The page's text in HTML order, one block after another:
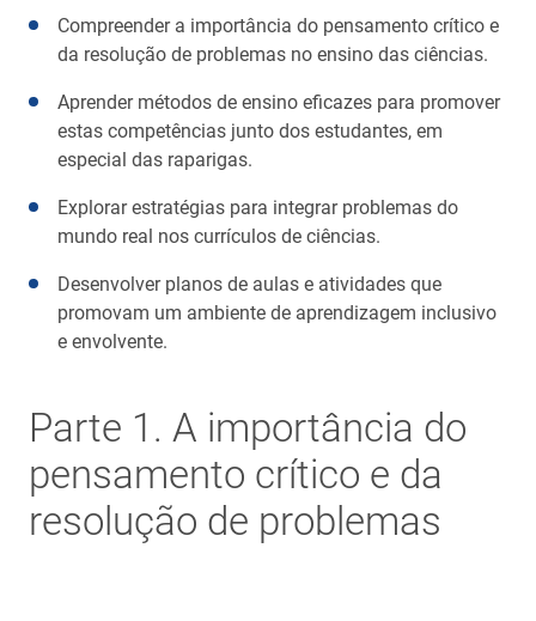
Compreender a importância do pensamento crítico e
da resolução de problemas no ensino das ciências.
Aprender métodos de ensino eficazes para promover
estas competências junto dos estudantes, em
especial das raparigas.
Explorar estratégias para integrar problemas do
mundo real nos currículos de ciências.
Desenvolver planos de aulas e atividades que
promovam um ambiente de aprendizagem inclusivo
e envolvente.
Parte 1. A importância do
pensamento crítico e da
resolução de problemas